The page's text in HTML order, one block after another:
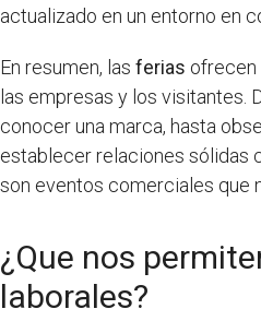
actualizado en un entorno en
En resumen, las ferias ofrecen
las empresas y los visitantes.
conocer una marca, hasta
establecer relaciones sólidas
son eventos comerciales que
¿Que nos
laborales?